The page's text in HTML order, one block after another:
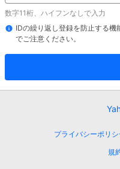
数字11桁、ハイフンなしで入力
IDの繰り返し登録を防止する
でご注意ください。
プライバシーポリシ
規